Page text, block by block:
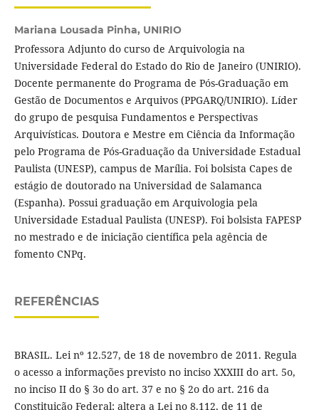
Mariana Lousada Pinha, UNIRIO
Professora Adjunto do curso de Arquivologia na
Universidade Federal do Estado do Rio de Janeiro (UNIRIO).
Docente permanente do Programa de Pós-Graduação em
Gestão de Documentos e Arquivos (PPGARQ/UNIRIO). Líder
do grupo de pesquisa Fundamentos e Perspectivas
Arquivísticas. Doutora e Mestre em Ciência da Informação
pelo Programa de Pós-Graduação da Universidade Estadual
Paulista (UNESP), campus de Marília. Foi bolsista Capes de
estágio de doutorado na Universidad de Salamanca
(Espanha). Possui graduação em Arquivologia pela
Universidade Estadual Paulista (UNESP). Foi bolsista FAPESP
no mestrado e de iniciação científica pela agência de
fomento CNPq.
REFERÊNCIAS
BRASIL. Lei nº 12.527, de 18 de novembro de 2011. Regula
o acesso a informações previsto no inciso XXXIII do art. 5o,
no inciso II do § 3o do art. 37 e no § 2o do art. 216 da
Constituição Federal; altera a Lei no 8.112, de 11 de